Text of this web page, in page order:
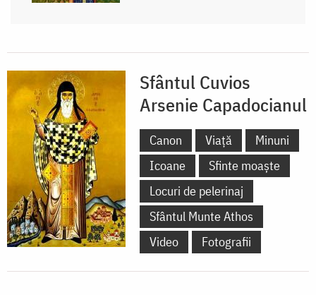
Sfântul Cuvios
Arsenie Capadocianul
Canon Viață
Minuni
Icoane
Sfinte moaște
Locuri de pelerinaj
Sfântul Munte Athos
Video
Fotografii